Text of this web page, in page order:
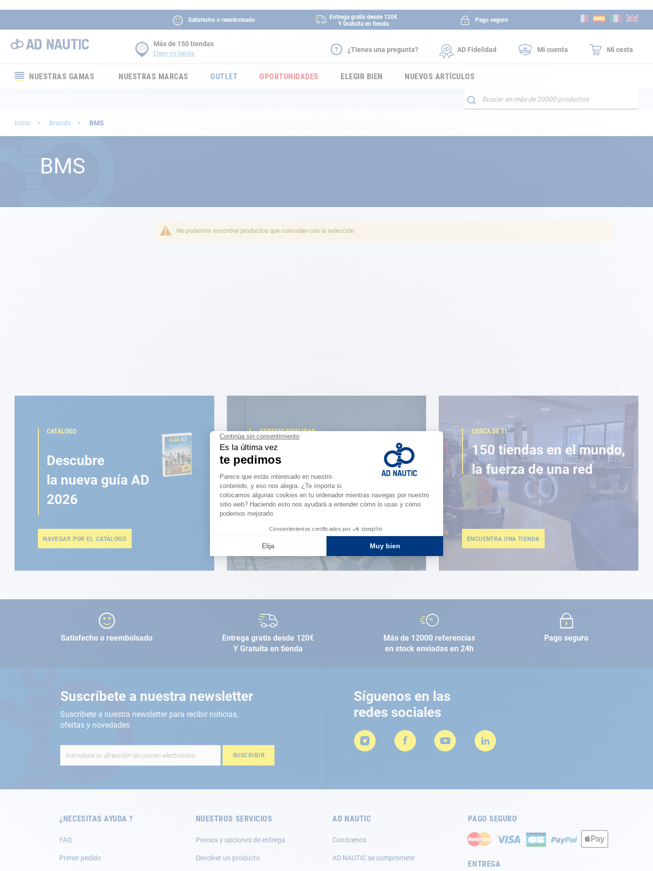
Satisfecho o reembolsado
Entrega gratis desde 120€
Y Gratuita en tienda
Pago seguro
Más de 150 tiendas
Elegir mi tienda ¿Tienes una pregunta? AD Fidelidad Mi cuenta Mi cesta
NUESTRAS GAMAS
Electricidad
NUESTRAS MARCAS OUTLET OPORTUNIDADES ELEGIR BIEN NUEVOS ARTÍCULOS
Buscar
Inicio Brands BMS
BMS
No podemos encontrar productos que coincidan con la selección.
CATÁLOGO
Descubre
la nueva guía AD
2026
NAVEGAR POR EL CATÁLOGO
ESPACIO FIDELIDAD
¿Eres apasionado?
Benefíciate de ventajas
exclusivas
CERCA DE TI
150 tiendas en el mundo,
la fuerza de una red
ENCUENTRA UNA TIENDA
Satisfecho o reembolsado
Entrega gratis desde 120€
Y Gratuita en tienda
Más de 12000 referencias
en stock enviadas en 24h
Pago seguro
Suscríbete a nuestra newsletter
Suscríbete a nuestra newsletter para recibir noticias,
ofertas y novedades
de
SUSCRIBIR
Síguenos en las
redes sociales
¿NECESITAS AYUDA ?
FAQ
Primer pedido
NUESTROS SERVICIOS
Precios y opciones de entrega
Devolver un producto
AD NAUTIC
Conócenos
AD NAUTIC se compromete
PAGO SEGURO
ENTREGA